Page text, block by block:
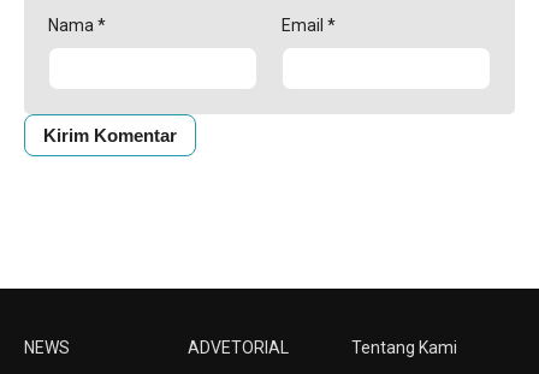
Nama * Email *
NEWS
ADVETORIAL
Tentang Kami